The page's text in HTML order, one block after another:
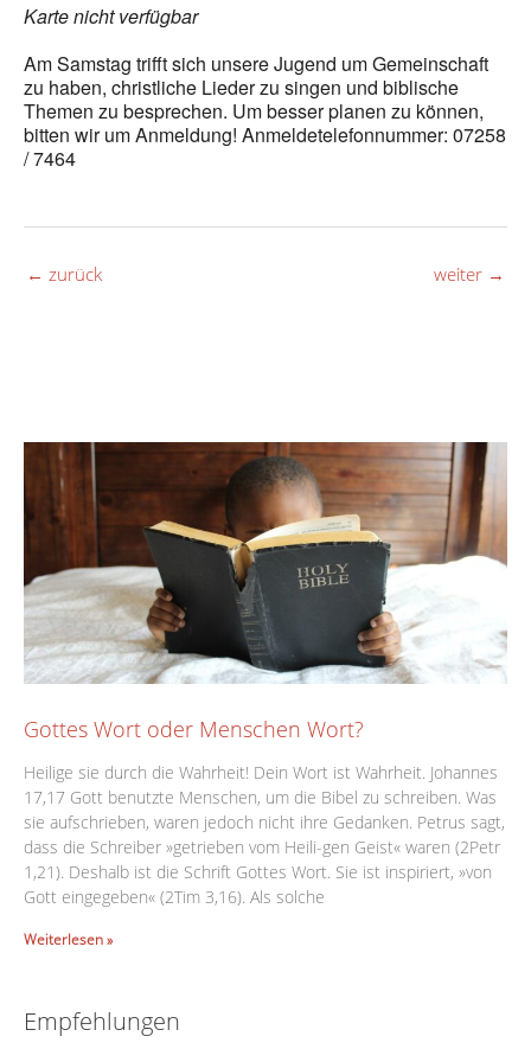
Karte nicht verfügbar
Am Samstag trifft sich unsere Jugend um Gemeinschaft
zu haben, christliche Lieder zu singen und biblische
Themen zu besprechen. Um besser planen zu können,
bitten wir um Anmeldung! Anmeldetelefonnummer: 07258
/ 7464
← zurück weiter →
Gottes Wort oder Menschen Wort?
Heilige sie durch die Wahrheit! Dein Wort ist Wahrheit. Johannes
17,17 Gott benutzte Menschen, um die Bibel zu schreiben. Was
sie aufschrieben, waren jedoch nicht ihre Gedanken. Petrus sagt,
dass die Schreiber »getrieben vom Heili-gen Geist« waren (2Petr
1,21). Deshalb ist die Schrift Gottes Wort. Sie ist inspiriert, »von
Gott eingegeben« (2Tim 3,16). Als solche
Weiterlesen »
Empfehlungen